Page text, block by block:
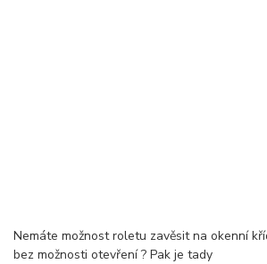
Nemáte možnost roletu zavěsit na okenní
bez možnosti otevření ? Pak je tady